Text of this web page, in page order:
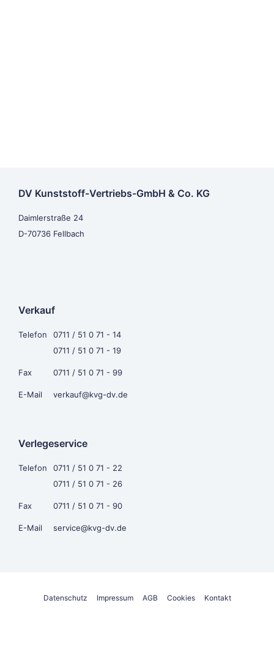
DV Kunststoff-Vertriebs-GmbH & Co. KG
Daimlerstraße 24
D-70736 Fellbach
Verkauf
Telefon
0711 / 51 0 71 - 14
0711 / 51 0 71 - 19
Fax 0711 / 51 0 71 - 99
E-Mail verkauf@kvg-dv.de
Verlegeservice
Telefon
0711 / 51 0 71 - 22
0711 / 51 0 71 - 26
Fax 0711 / 51 0 71 - 90
E-Mail service@kvg-dv.de
Datenschutz Impressum AGB Cookies Kontakt